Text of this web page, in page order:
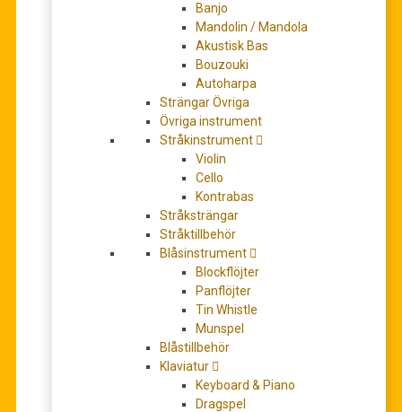
Banjo
Mandolin / Mandola
Akustisk Bas
Bouzouki
Autoharpa
Strängar Övriga
Övriga instrument
Stråkinstrument
Violin
Cello
Kontrabas
Stråksträngar
Stråktillbehör
Blåsinstrument
Blockflöjter
Panflöjter
Tin Whistle
Munspel
Blåstillbehör
Klaviatur
Keyboard & Piano
Dragspel
Casio CT-S200BK Keyboard (svart)
2.295,00kr
LÄGG TILL I VARUKORG